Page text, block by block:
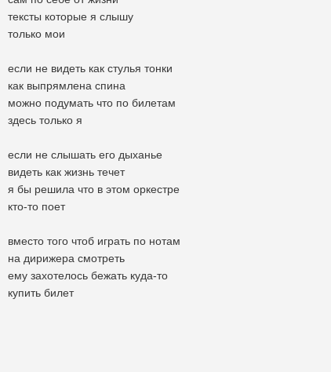
тексты которые я слышу
только мои
если не видеть как стулья тонки
как выпрямлена спина
можно подумать что по билетам
здесь только я
если не слышать его дыханье
видеть как жизнь течет
я бы решила что в этом оркестре
кто-то поет
вместо того чтоб играть по нотам
на дирижера смотреть
ему захотелось бежать куда-то
купить билет